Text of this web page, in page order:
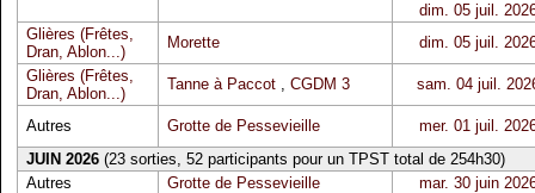
dim. 05 juil.
Glières (Frêtes,
Dran, Ablon...)
Morette
dim. 05 juil.
Glières (Frêtes,
Dran, Ablon...)
Tanne à Paccot, CGDM 3 sam. 04 juil.
Autres Grotte de Pessevieille
mer. 01 juil.
JUIN 2026(23 sorties, 52 participants pour un TPST total de 254h30)
Autres
Grotte de Pessevieille
mar. 30 juin